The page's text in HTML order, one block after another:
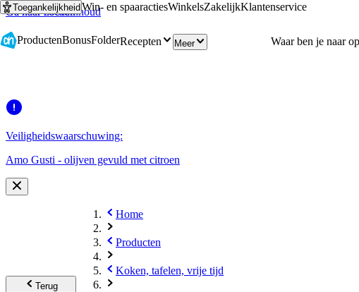
Ga naar hoofdinhoud
Ga naar zoeken
ToegankelijkheidWin- en spaaractiesWinkelsZakelijkKlantenservice
ProductenBonusFolderRecepten Meer
Veiligheidswaarschuwing:
Amo Gusti - olijven gevuld met citroen
Terug
Home
Producten
Koken, tafelen, vrije tijd